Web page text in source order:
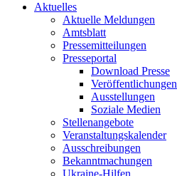
Aktuelles
Aktuelle Meldungen
Amtsblatt
Pressemitteilungen
Presseportal
Download Presse
Veröffentlichungen
Ausstellungen
Soziale Medien
Stellenangebote
Veranstaltungskalender
Ausschreibungen
Bekanntmachungen